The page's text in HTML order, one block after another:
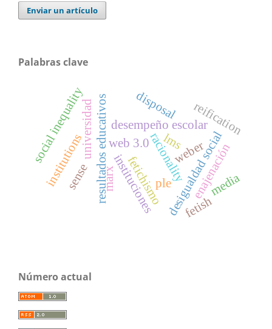
Enviar un artículo
Palabras clave
universidad
fetichismo
resultados educativos desempeño escolar
social inequality
desigualdad social
racionalityweber
institutions instituciones fetish
disposal reification
enajenación
marx media
ple
lms
web 3.0
sense
Número actual